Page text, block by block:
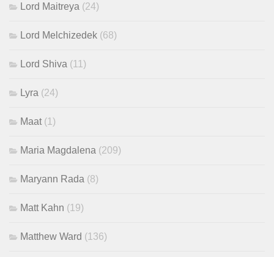
Lord Maitreya (24)
Lord Melchizedek (68)
Lord Shiva (11)
Lyra (24)
Maat (1)
Maria Magdalena (209)
Maryann Rada (8)
Matt Kahn (19)
Matthew Ward (136)